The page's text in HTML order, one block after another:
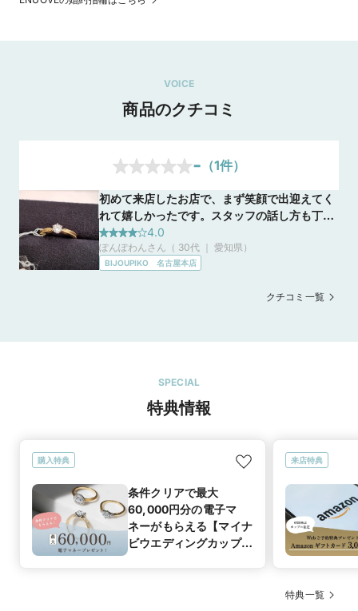
VOICE
商品のクチコミ
- （1件）
初めて来店したお店で、まず笑顔で出迎えてく
れて嬉しかったです。スタッフの話し方も丁寧
で、目当てのものが近くの店舗にあるとのこと
で素早く対応してくれました。また歩いていく
のは大変だろうということで、タクシーを呼ん
かく接客が良く、気に入ったものを探すのに一
くれ、両店舗とも感動しました。
4.0
ぽんぽわんさん（ 30代 ｜ 愛知県）
BIJOUPIKO 名古屋本店
クチコミ一覧
SPECIAL
特典情報
購入特典
条件クリアで最大
60,000円分の電子マ
ネーがもらえる【マイナ
ビウエディングカップル
来店特典
特典一覧